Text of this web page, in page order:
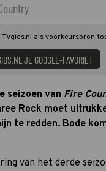
als voorkeursbron
JE GOOGLE-FAVORIET
seizoen van Fire
Rock moet
te redden. Bode
van het derde